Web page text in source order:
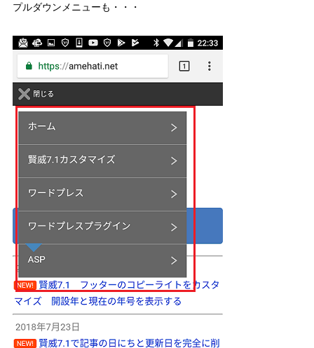
プルダウンメニューも・・・